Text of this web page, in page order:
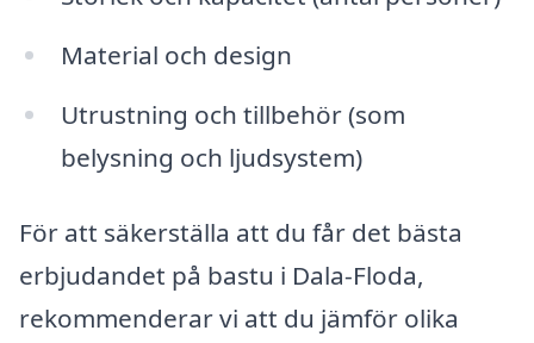
Material och design
Utrustning och tillbehör (som
belysning och ljudsystem)
För att säkerställa att du får det bästa
erbjudandet på bastu i Dala-Floda,
rekommenderar vi att du jämför olika